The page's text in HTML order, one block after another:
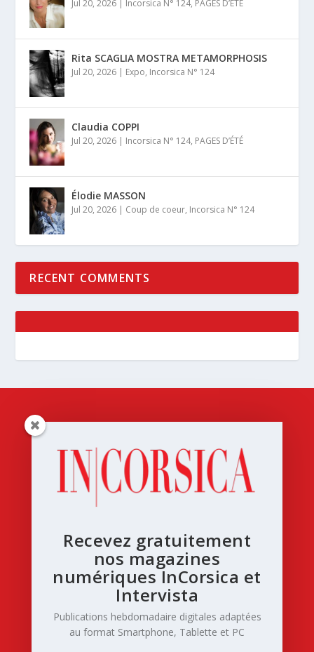
Jul 20, 2026 | Incorsica N° 124, PAGES D’ÉTÉ
Rita SCAGLIA MOSTRA METAMORPHOSIS
Jul 20, 2026 | Expo, Incorsica N° 124
Claudia COPPI
Jul 20, 2026 | Incorsica N° 124, PAGES D’ÉTÉ
Élodie MASSON
Jul 20, 2026 | Coup de coeur, Incorsica N° 124
RECENT COMMENTS
Recevez gratuitement
nos magazines
numériques InCorsica et
Intervista
Publications hebdomadaire digitales adaptées
au format Smartphone, Tablette et PC